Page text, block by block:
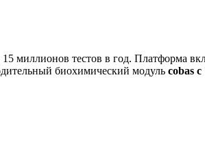
миллионов тестов в год. Платформа
биохимический модуль cobas c